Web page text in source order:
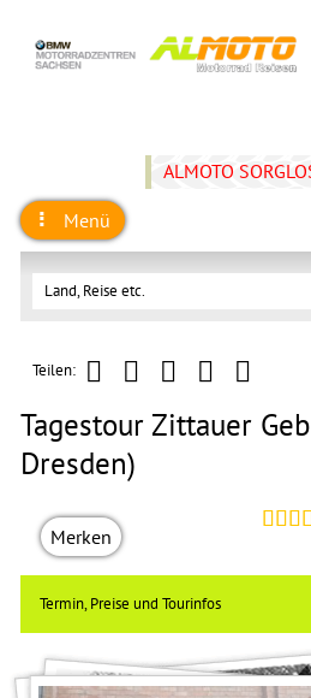
ALMOTO
Menü
Teilen:
Tagestour Zittauer
Dresden)
Merken
Termin, Preise und Tourinfos